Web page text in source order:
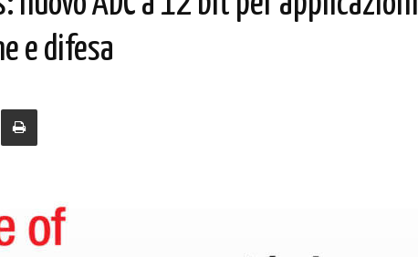
e difesa